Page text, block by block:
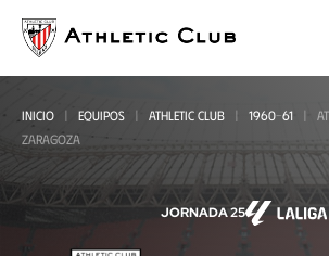
contenido
principal
INICIO EQUIPOS ATHLETIC CLUB 1960-61
ZARAGOZA
JORNADA 25